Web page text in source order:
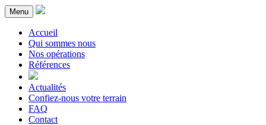
Menu
Accueil
Qui sommes nous
Nos opérations
Références
Actualités
Confiez-nous votre terrain
FAQ
Contact